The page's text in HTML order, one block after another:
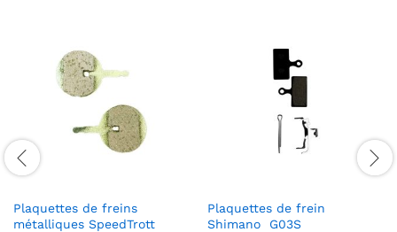
Plaquettes de freins
métalliques SpeedTrott
Plaquettes de frein
Shimano G03S